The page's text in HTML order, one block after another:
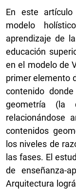
En este
modelo
aprendizaje de
educación
en el modelo de
primer elemento
contenido
geometría (la
relacionándose
contenidos
los niveles de
las fases. El
de enseñanza-
Arquitectura